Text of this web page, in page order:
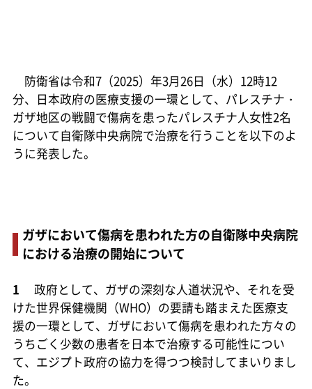
防衛省は令和7（2025）年3月26日（水）12時12
分、日本政府の医療支援の一環として、パレスチナ・
ガザ地区の戦闘で傷病を患ったパレスチナ人女性2名
について自衛隊中央病院で治療を行うことを以下のよ
うに発表した。
ガザにおいて傷病を患われた方の自衛隊中央病院
における治療の開始について
1
政府として、ガザの深刻な人道状況や、それを受
けた世界保健機関（WHO）の要請も踏まえた医療支
援の一環として、ガザにおいて傷病を患われた方々の
うちごく少数の患者を日本で治療する可能性につい
て、エジプト政府の協力を得つつ検討してまいりまし
た。